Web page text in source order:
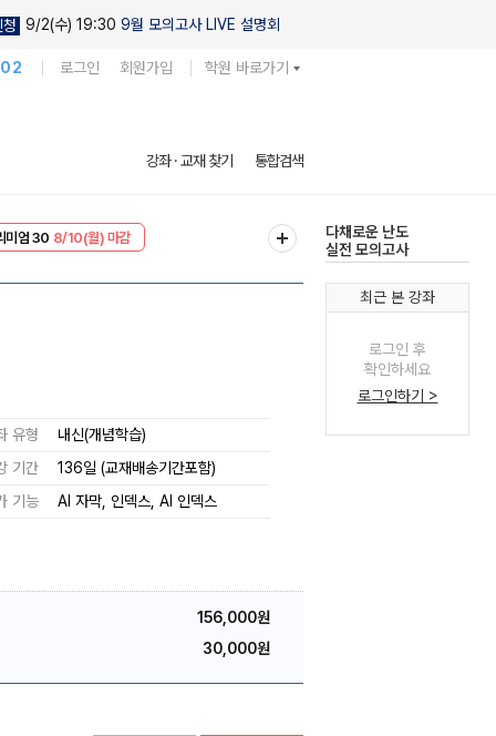
9/2(수) 19:30 9월 모의고사 LIVE 설명회
로그인 회원가입 학원 바로가기
강좌 · 교재 찾기 통합검색
8/10(월) 마감
다채로운 난도
실전 모의고사
유형
내신(개념학습)
기간
136일 (교재배송기간포함)
기능
AI 자막 인덱스 AI 인덱스
156,000원
30,000원
최근 본 강좌
로그인 후
확인하세요
로그인하기 >